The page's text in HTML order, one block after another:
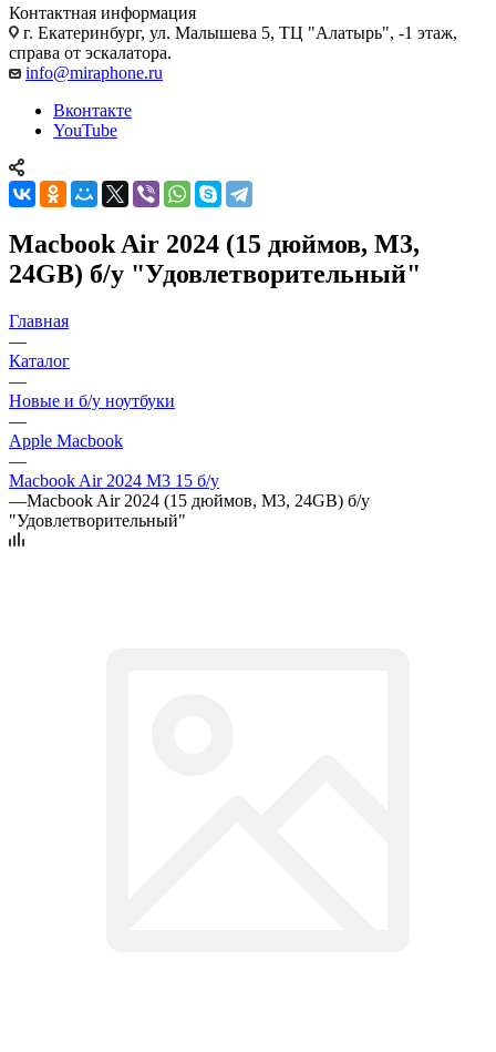
Контактная информация
г. Екатеринбург, ул. Малышева 5, ТЦ "Алатырь", -1 этаж,
справа от эскалатора.
info@miraphone.ru
Вконтакте
YouTube
Macbook Air 2024 (15 дюймов, M3,
24GB) б/у "Удовлетворительный"
Главная
—
Каталог
—
Новые и б/у ноутбуки
—
Apple Macbook
—
Macbook Air 2024 M3 15 б/у
—Macbook Air 2024 (15 дюймов, M3, 24GB) б/у
"Удовлетворительный"